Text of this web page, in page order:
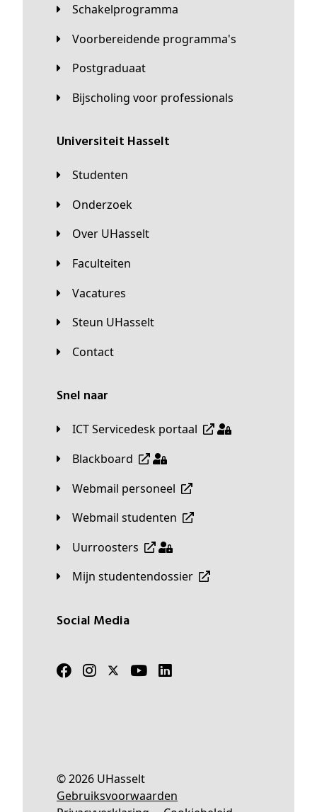
Schakelprogramma
Voorbereidende programma's
Postgraduaat
Bijscholing voor professionals
universiteit Hasselt
Studenten
Onderzoek
Over UHasselt
Faculteiten
Vacatures
Steun UHasselt
Contact
Snel naar
ICT Servicedesk portaal
Blackboard
Webmail personeel
Webmail studenten
Uurroosters
Mijn studentendossier
Social Media
© 2026 UHasselt
Gebruiksvoorwaarden